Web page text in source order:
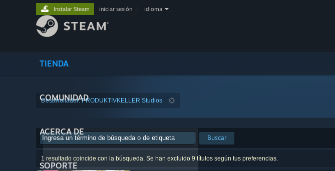
TIENDA
COMUNIDAD
ACERCA DE
SOPORTE
Instalar Steam iniciar sesión idioma
Desarrollador: PRODUKTIVKELLER Studios
Buscar
1 resultado coincide con la búsqueda. Se han excluido 9 títulos según tus preferencias.